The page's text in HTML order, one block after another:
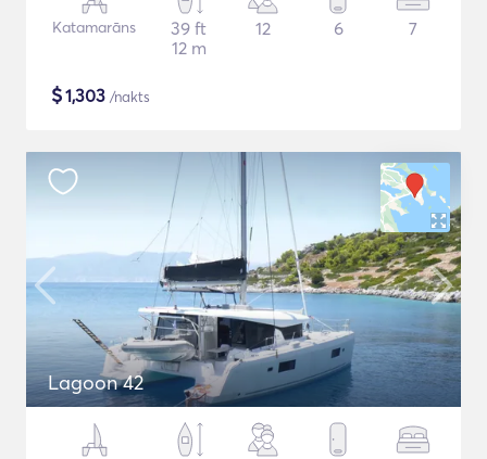
Katamarāns
39 ft
12 m
12 6 7
$1,303 /nakts
Lagoon 42